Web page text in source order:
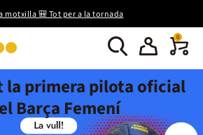
motxilla 🎒 Tot per a la tornada
0
la primera pilota oficial
Barça Femení